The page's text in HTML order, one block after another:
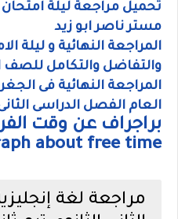
تحميل مراجعة ليلة امتحان
مستر ناصر ابو زيد
المراجعة النهائية و ليلة
والتفاضل والتكامل للصف
المراجعة النهائية فى
العام الفصل الدراسى
براجراف عن وقت
about free time
مراجعة لغة